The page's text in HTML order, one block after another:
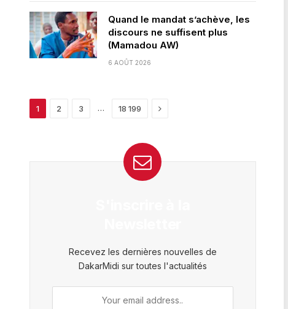
Quand le mandat s’achève, les
discours ne suffisent plus
(Mamadou AW)
6 AOÛT 2026
1 2 3 … 18 199 Next
Recevez les dernières nouvelles de
DakarMidi sur toutes l'actualités